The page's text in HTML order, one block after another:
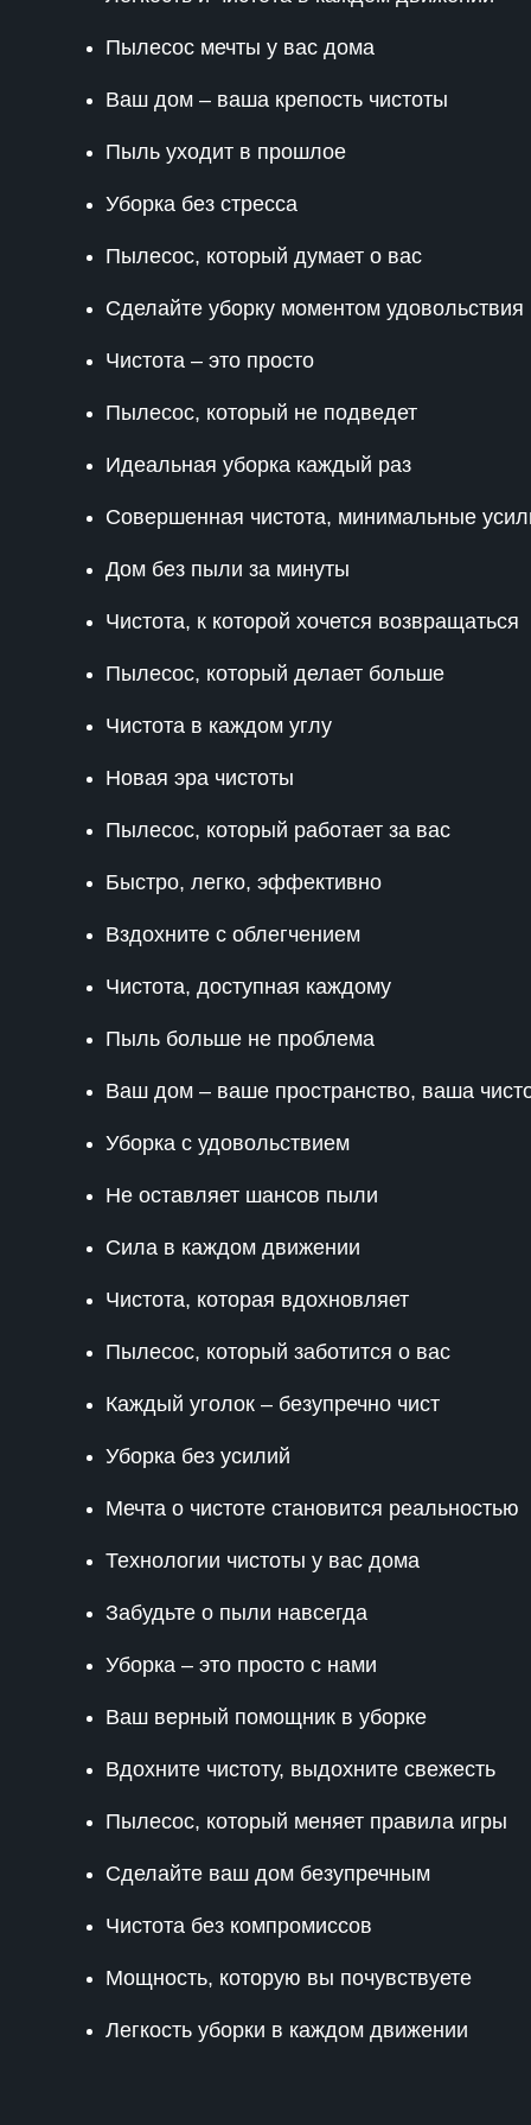
Пылесос мечты у вас дома
Ваш дом – ваша крепость чистоты
Пыль уходит в прошлое
Уборка без стресса
Пылесос, который думает о вас
Сделайте уборку моментом удовольствия
Чистота – это просто
Пылесос, который не подведет
Идеальная уборка каждый раз
Совершенная чистота, минимальные
Дом без пыли за минуты
Чистота, к которой хочется возвращаться
Пылесос, который делает больше
Чистота в каждом углу
Новая эра чистоты
Пылесос, который работает за вас
Быстро, легко, эффективно
Вздохните с облегчением
Чистота, доступная каждому
Пыль больше не проблема
Ваш дом – ваше пространство, ваша
Уборка с удовольствием
Не оставляет шансов пыли
Сила в каждом движении
Чистота, которая вдохновляет
Пылесос, который заботится о вас
Каждый уголок – безупречно чист
Уборка без усилий
Мечта о чистоте становится реальностью
Технологии чистоты у вас дома
Забудьте о пыли навсегда
Уборка – это просто с нами
Ваш верный помощник в уборке
Вдохните чистоту, выдохните свежесть
Пылесос, который меняет правила игры
Сделайте ваш дом безупречным
Чистота без компромиссов
Мощность, которую вы почувствуете
Легкость уборки в каждом движении